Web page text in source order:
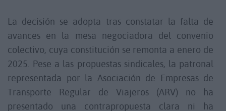
La decisión se adopta tras constatar la falta de
avances en la mesa negociadora del convenio
colectivo, cuya constitución se remonta a enero de
2025. Pese a las propuestas sindicales, la patronal
representada por la Asociación de Empresas de
Transporte Regular de Viajeros (ARV) no ha
presentado una contrapropuesta clara ni ha